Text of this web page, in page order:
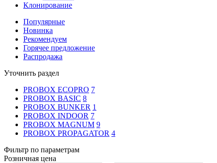
Клонирование
Популярные
Новинка
Рекомендуем
Горячее предложение
Распродажа
Уточнить раздел
PROBOX ECOPRO 7
PROBOX BASIC 8
PROBOX BUNKER 1
PROBOX INDOOR 7
PROBOX MAGNUM 9
PROBOX PROPAGATOR 4
Фильтр по параметрам
Розничная цена